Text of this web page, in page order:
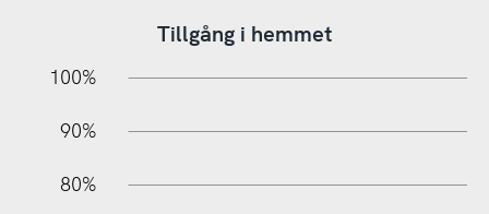
Tillgång i hemmet
100%
90%
80%